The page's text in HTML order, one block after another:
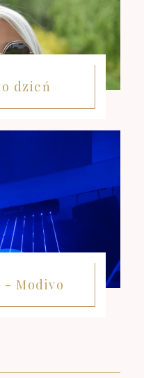
dzień
- Modivo